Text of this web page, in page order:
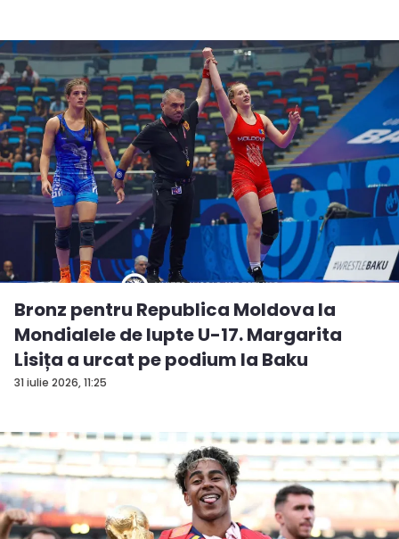
31 iulie 2026, 11:25
Bronz pentru Republica Moldova la
Mondialele de lupte U-17. Margarita
Lisița a urcat pe podium la Baku